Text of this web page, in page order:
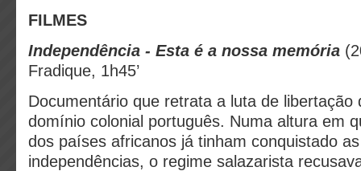
FILMES
Independência - Esta é a nossa memória
Fradique, 1h45’
Documentário que retrata a luta de libertação
domínio colonial português. Numa altura em
dos países africanos já tinham conquistado
independências, o regime salazarista